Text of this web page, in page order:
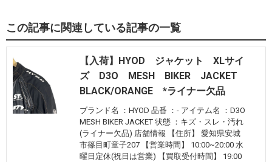
この記事に関連している記事の一覧
【入荷】HYOD ジャケット XLサイ
ズ D3O MESH BIKER JACKET
BLACK/ORANGE *ライナー欠品
ブランド名 ：HYOD 品番 ：- アイテム名 ：D3O
MESH BIKER JACKET 状態 ：キズ・スレ・汚れ
(ライナー欠品) 店舗情報 【住所】 愛知県安城
市篠目町童子207 【営業時間】 10:00~20:00 水
曜日定休(祝日は営業) 【買取受付時間】 19:00